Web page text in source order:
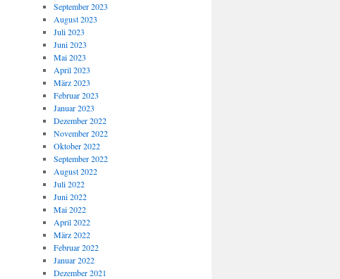
September 2023
August 2023
Juli 2023
Juni 2023
Mai 2023
April 2023
März 2023
Februar 2023
Januar 2023
Dezember 2022
November 2022
Oktober 2022
September 2022
August 2022
Juli 2022
Juni 2022
Mai 2022
April 2022
März 2022
Februar 2022
Januar 2022
Dezember 2021